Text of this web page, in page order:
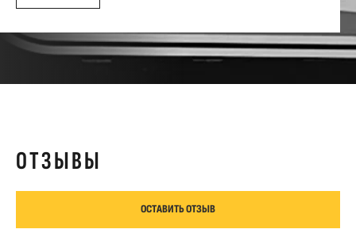
ОТЗЫВЫ
ОСТАВИТЬ ОТЗЫВ